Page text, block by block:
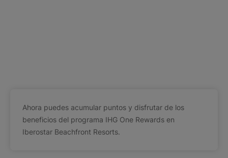
Ahora puedes acumular puntos y disfrutar de los
beneficios del programa IHG One Rewards en
Iberostar Beachfront Resorts.